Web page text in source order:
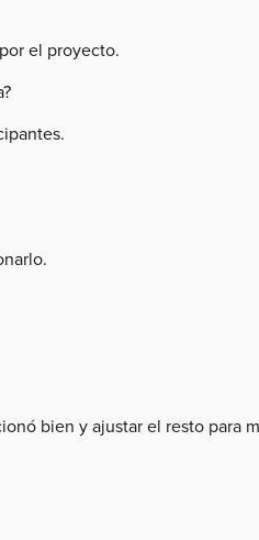
el proyecto.
bien y ajustar el resto para